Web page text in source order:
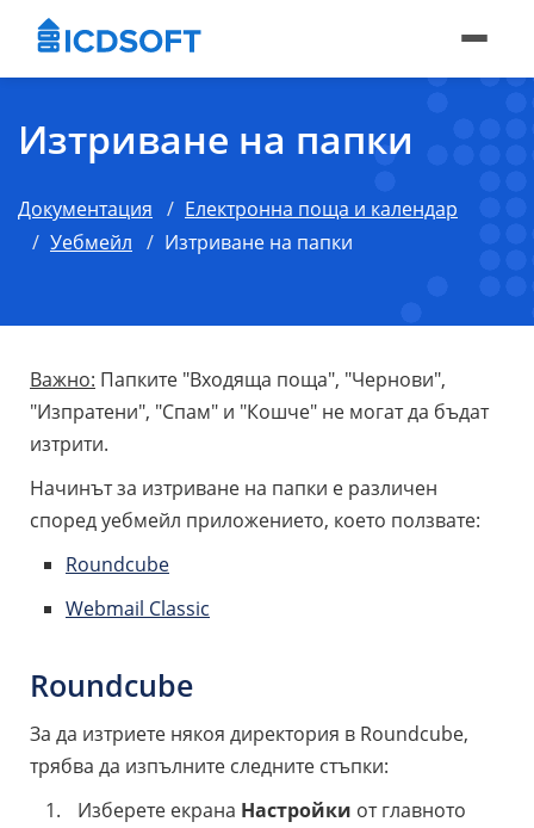
Изтриване на папки
Документация
Електронна поща и календар
Уебмейл
Изтриване на папки
Важно: Папките "Входяща поща", "Чернови",
"Изпратени", "Спам" и "Кошче" не могат да бъдат
изтрити.
Начинът за изтриване на папки е различен
според уебмейл приложението, което ползвате:
Roundcube
Webmail Classic
Roundcube
За да изтриете някоя директория в Roundcube,
трябва да изпълните следните стъпки:
Изберете екрана Настройки от главното